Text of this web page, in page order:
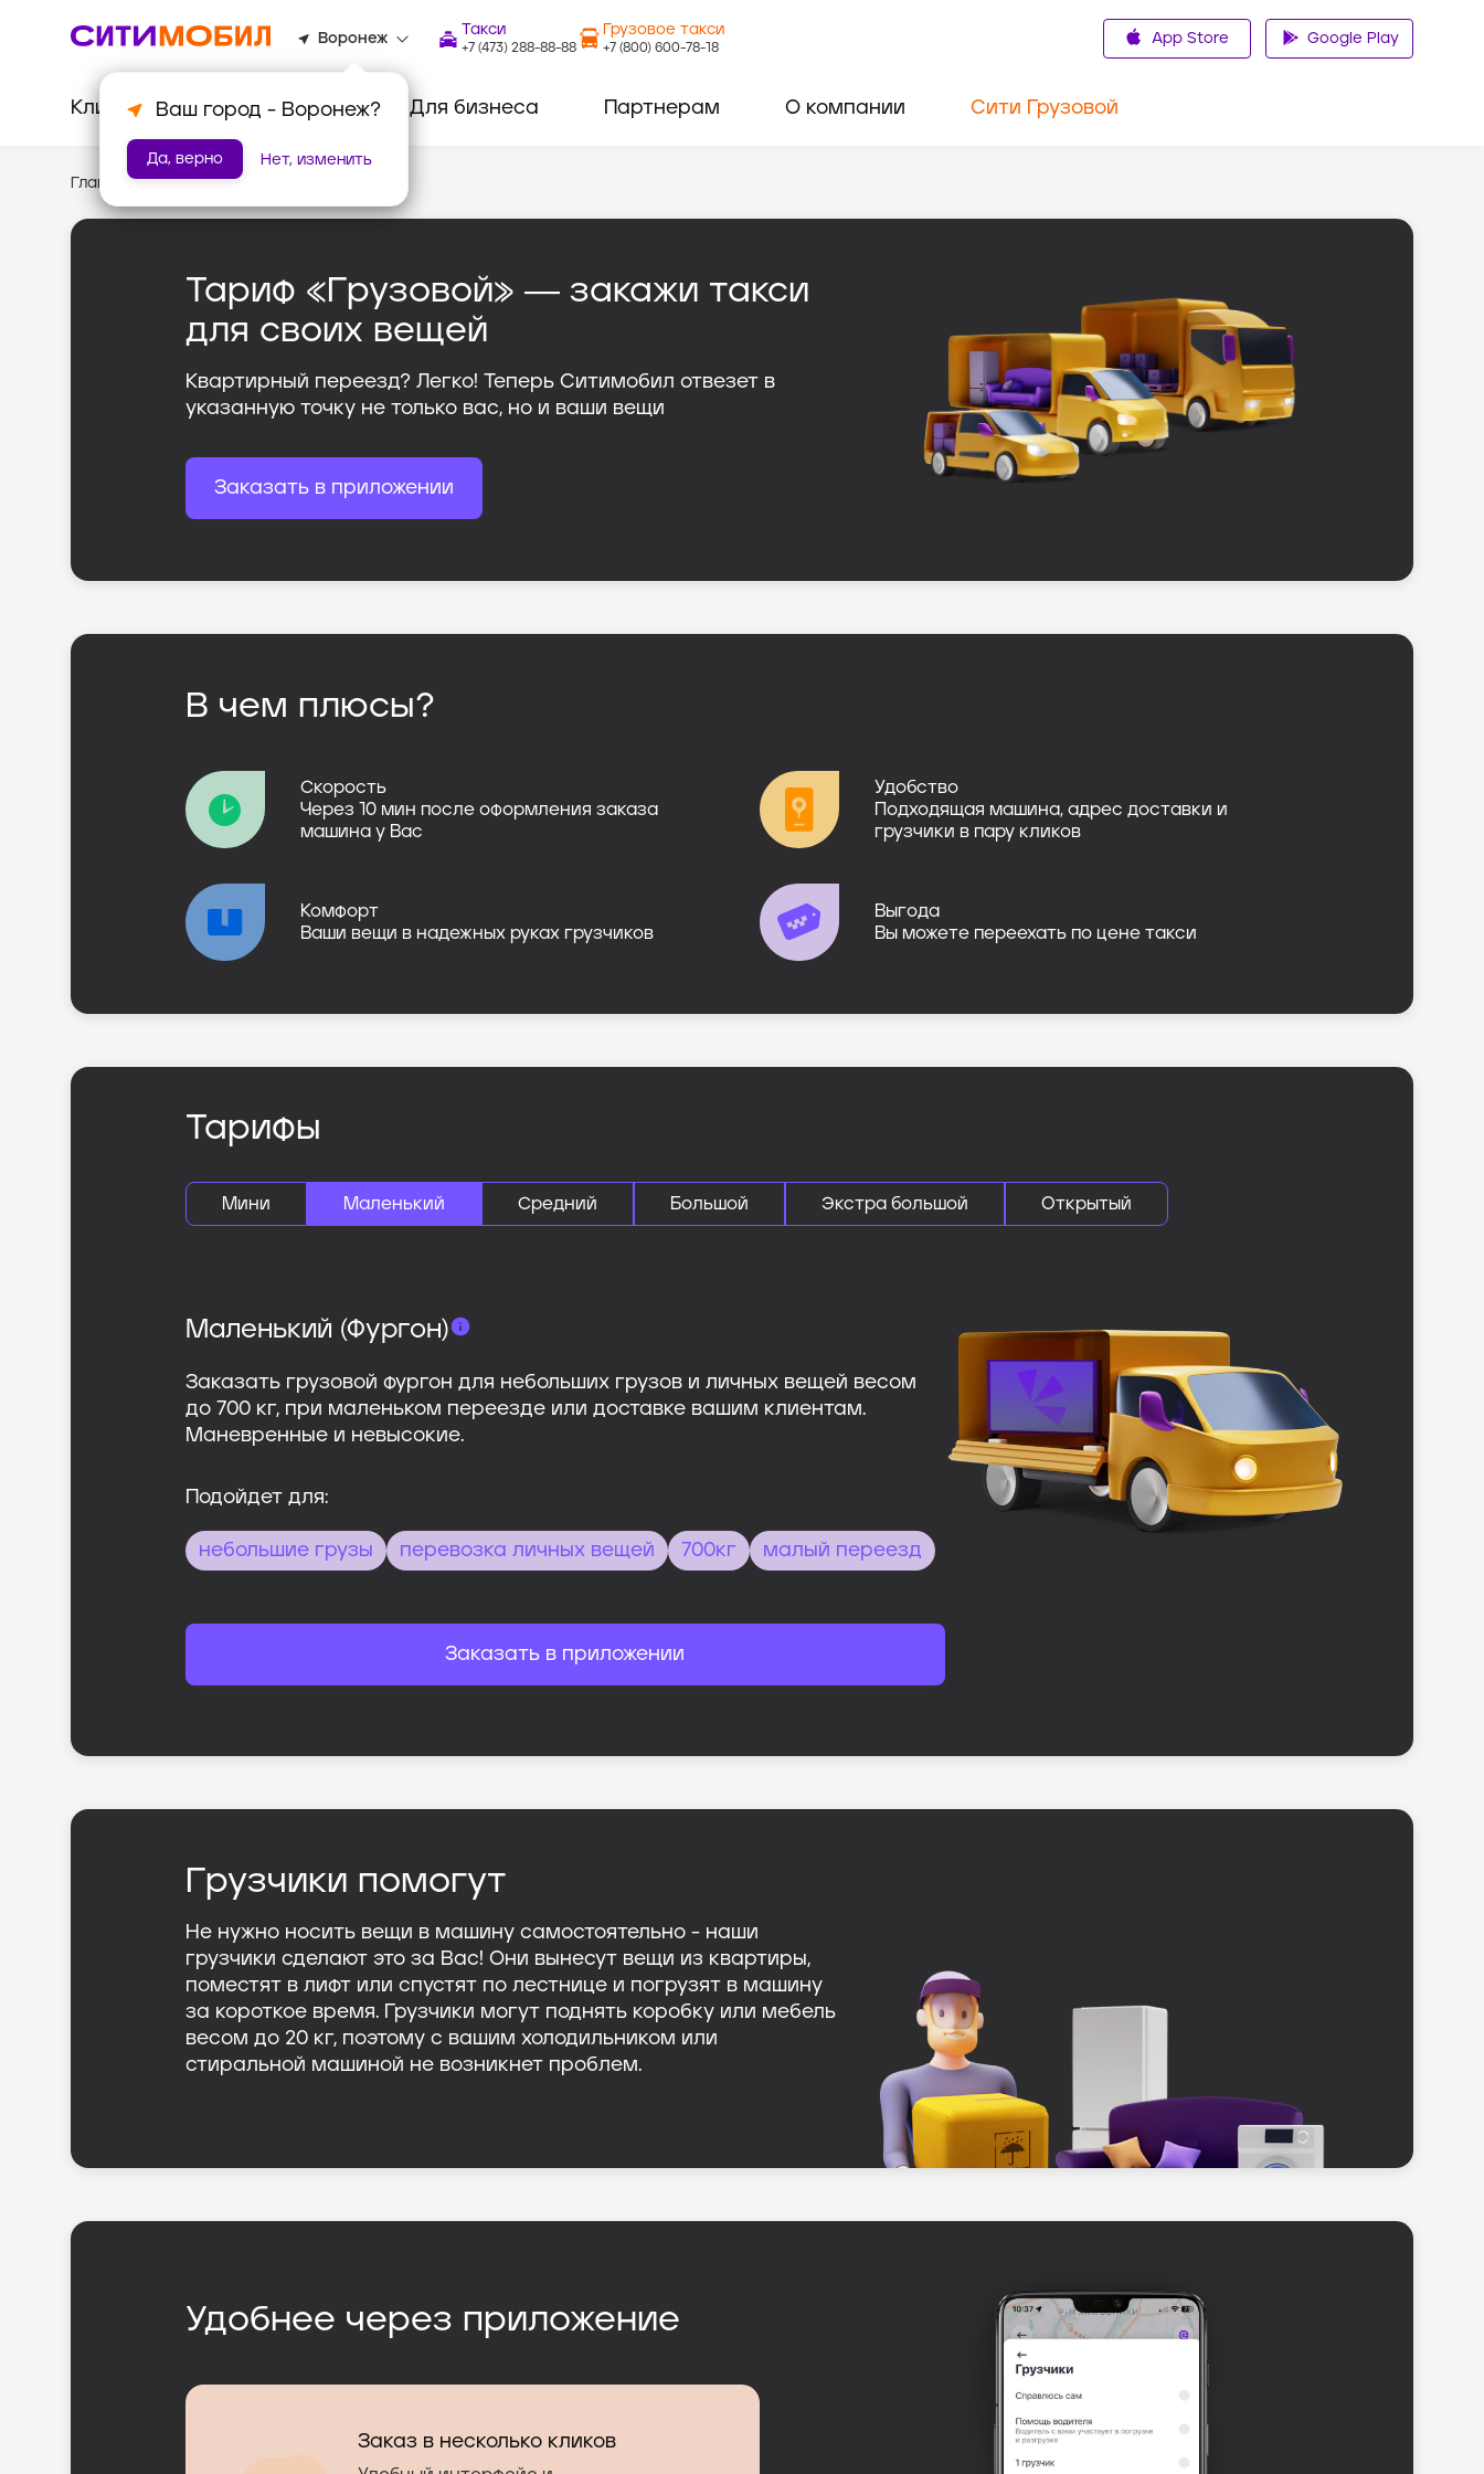
Воронеж
Ваш город - Воронеж?
Да, верно Нет, изменить
Такси
+7 (473) 288-88-88
Грузовое такси
+7 (800) 600-78-18
App Store Google Play
Клиентам Водителям Для бизнеса Партнерам О компании Сити Грузовой
Главная /Тариф «Грузовой»
Тариф «Грузовой» ― закажи такси
для своих вещей
Квартирный переезд? Легко! Теперь Ситимобил отвезет в
указанную точку не только вас, но и ваши вещи
Заказать в приложении
В чем плюсы?
Скорость
Через 10 мин после оформления заказа
машина у Вас
Удобство
Подходящая машина, адрес доставки и
грузчики в пару кликов
Комфорт
Ваши вещи в надежных руках грузчиков
Выгода
Вы можете переехать по цене такси
Тарифы
Мини Маленький Средний Большой Экстра большой Открытый
Маленький (Фургон)
Заказать грузовой фургон для небольших грузов и личных вещей весом
до 700 кг, при маленьком переезде или доставке вашим клиентам.
Маневренные и невысокие.
Подойдет для:
небольшие грузы перевозка личных вещей 700кг малый переезд
Заказать в приложении
Грузчики помогут
Не нужно носить вещи в машину самостоятельно - наши
грузчики сделают это за Вас! Они вынесут вещи из квартиры,
поместят в лифт или спустят по лестнице и погрузят в машину
за короткое время. Грузчики могут поднять коробку или мебель
весом до 20 кг, поэтому с вашим холодильником или
стиральной машиной не возникнет проблем.
Удобнее через приложение
Заказ в несколько кликов
Заказ в несколько кликов